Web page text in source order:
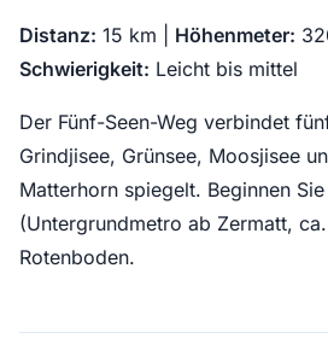
Distanz: 15 km | Höhenmeter:
Schwierigkeit: Leicht bis mittel
Der Fünf-Seen-Weg verbindet
Grindjisee, Grünsee, Moosjisee
Matterhorn spiegelt. Beginnen
(Untergrundmetro ab Zermatt,
Rotenboden.